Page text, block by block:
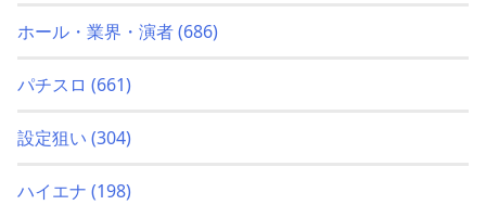
ホール・業界・演者(686)
パチスロ (661)
設定狙い (304)
ハイエナ (198)